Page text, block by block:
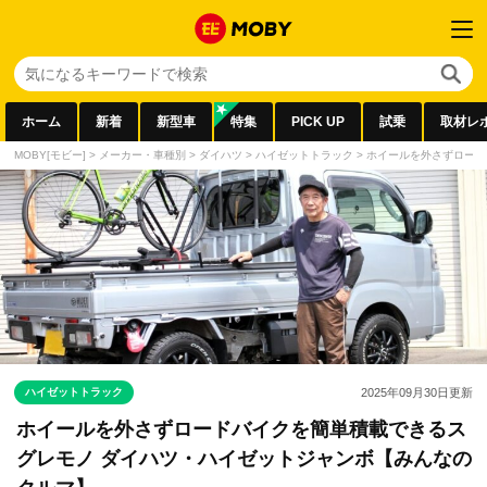
ホーム 新着 新型車 特集 PICK UP 試乗 取材レ
MOBY[モビー] > メーカー・車種別 > ダイハツ > ハイゼットトラック > ホイールを外さずロー
ハイゼットトラック 2025年09月30日更新
ホイールを外さずロードバイクを簡単積載できるス
グレモノ ダイハツ・ハイゼットジャンボ【みんなの